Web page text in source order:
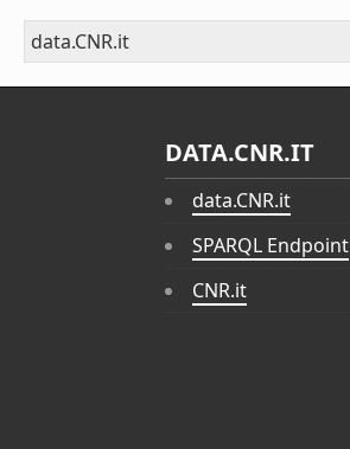
data.CNR.it
DATA.CNR.IT
data.CNR.it
SPARQL Endpoint
CNR.it